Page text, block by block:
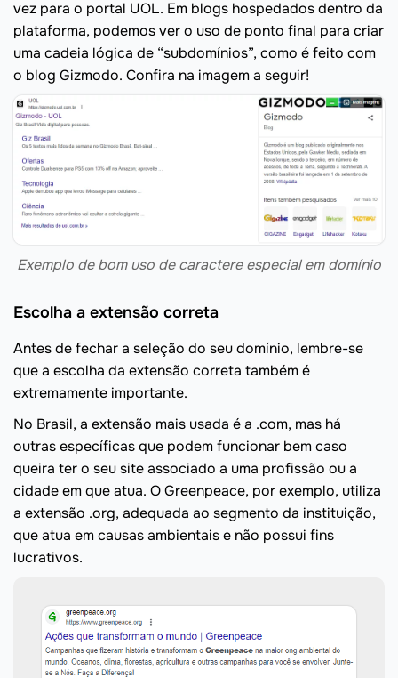
vez para o portal UOL. Em blogs hospedados dentro da
plataforma, podemos ver o uso de ponto final para criar
uma cadeia lógica de “subdomínios”, como é feito com
o blog Gizmodo. Confira na imagem a seguir!
Exemplo de bom uso de caractere especial em domínio
Escolha a extensão correta
Antes de fechar a seleção do seu domínio, lembre-se
que a escolha da extensão correta também é
extremamente importante.
No Brasil, a extensão mais usada é a .com, mas há
outras específicas que podem funcionar bem caso
queira ter o seu site associado a uma profissão ou a
cidade em que atua. O Greenpeace, por exemplo, utiliza
a extensão .org, adequada ao segmento da instituição,
que atua em causas ambientais e não possui fins
lucrativos.